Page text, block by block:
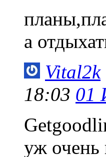
а
Vital2k
18:03 01
уж очень